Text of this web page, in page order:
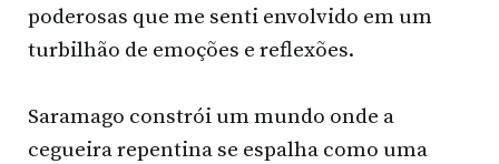
poderosas que me senti envolvido em um
turbilhão de emoções e reflexões.
Saramago constrói um mundo onde a
cegueira repentina se espalha como uma